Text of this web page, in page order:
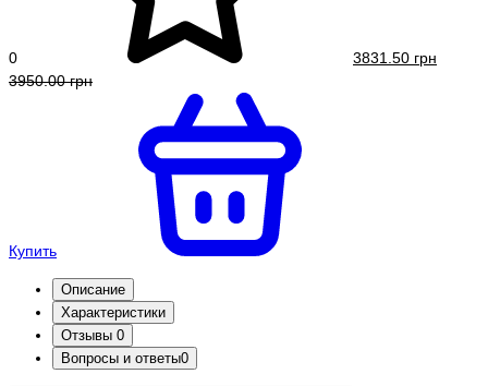
0
3831.50 грн
3950.00 грн
Купить
Описание
Характеристики
Отзывы 0
Вопросы и ответы0